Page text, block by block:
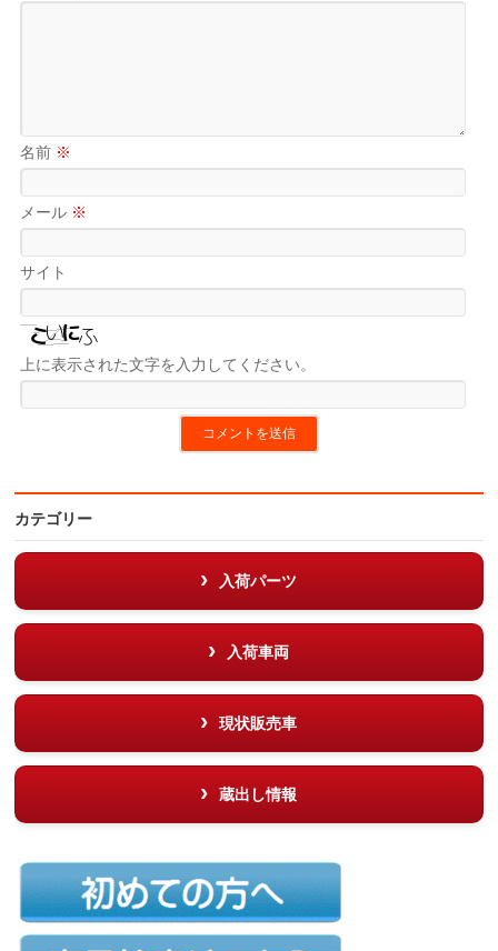
名前 ※
メール ※
サイト
上に表示された文字を入力してください。
カテゴリー
入荷パーツ
入荷車両
現状販売車
蔵出し情報